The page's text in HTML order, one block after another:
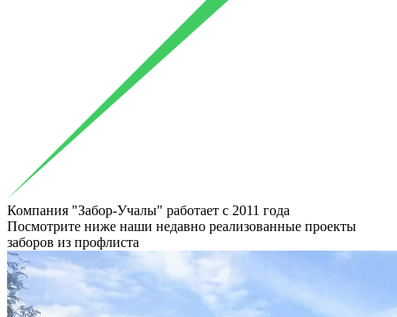
Компания "Забор-Учалы" работает с 2011 года
Посмотрите ниже наши недавно реализованные проекты
заборов из профлиста